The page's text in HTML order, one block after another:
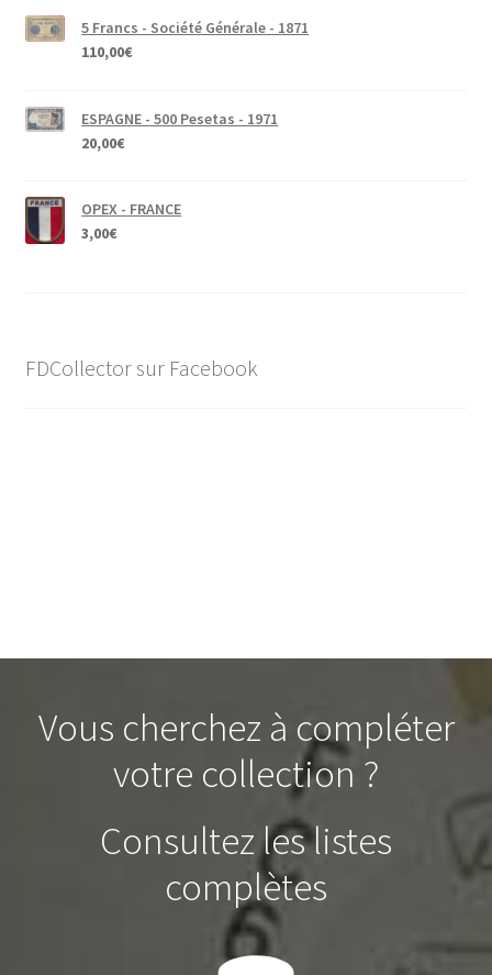
5 Francs - Société Générale - 1871
110,00€
ESPAGNE - 500 Pesetas - 1971
20,00€
OPEX - FRANCE
3,00€
FDCollector sur Facebook
Vous cherchez à compléter
votre collection ?
Consultez les listes
complètes